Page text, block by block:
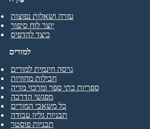
עזרה ושאלות נפוצות
יוצר לוח סיפור
כיצד להדפיס
למורים
גרסה חינמית למורים
חבילות מחוזיות
ספריות בתי ספר ומרכזי מדיה
מפגשי הדרכה
כל משאבי המורים
תבניות גליון עבודה
תבניות פוסטר